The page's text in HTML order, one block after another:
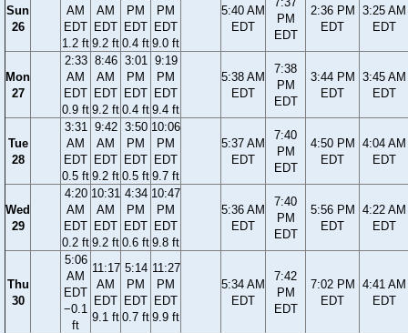
Sun
26
AM
EDT
1.2 ft
AM
EDT
9.2 ft
PM
EDT
0.4 ft
PM
EDT
9.0 ft
5:40 AM
EDT
PM
EDT
2:36 PM
EDT
3:25 AM
EDT
Mon
27
2:33
AM
EDT
0.9 ft
8:46
AM
EDT
9.2 ft
3:01
PM
EDT
0.4 ft
9:19
PM
EDT
9.4 ft
5:38 AM
EDT
7:38
PM
EDT
3:44 PM
EDT
3:45 AM
EDT
Tue
28
3:31
AM
EDT
0.5 ft
9:42
AM
EDT
9.2 ft
3:50
PM
EDT
0.5 ft
10:06
PM
EDT
9.7 ft
5:37 AM
EDT
7:40
PM
EDT
4:50 PM
EDT
4:04 AM
EDT
Wed
29
4:20
AM
EDT
0.2 ft
10:31
AM
EDT
9.2 ft
4:34
PM
EDT
0.6 ft
10:47
PM
EDT
9.8 ft
5:36 AM
EDT
7:40
PM
EDT
5:56 PM
EDT
4:22 AM
EDT
Thu
30
5:06
AM
EDT
−0.1
ft
11:17
AM
EDT
9.1 ft
5:14
PM
EDT
0.7 ft
11:27
PM
EDT
9.9 ft
5:34 AM
EDT
7:42
PM
EDT
7:02 PM
EDT
4:41 AM
EDT